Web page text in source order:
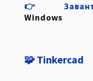
Windows
🧩 Tinkercad